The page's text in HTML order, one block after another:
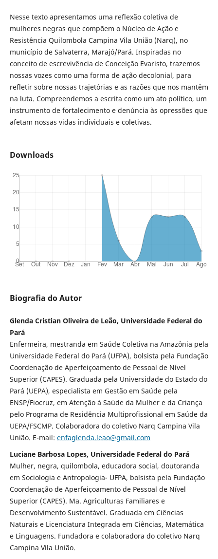
Nesse texto apresentamos uma reflexão coletiva de
mulheres negras que compõem o Núcleo de Ação e
Resistência Quilombola Campina Vila União (Narq), no
município de Salvaterra, Marajó/Pará. Inspiradas no
conceito de escrevivência de Conceição Evaristo, trazemos
nossas vozes como uma forma de ação decolonial, para
refletir sobre nossas trajetórias e as razões que nos mantêm
na luta. Compreendemos a escrita como um ato político, um
instrumento de fortalecimento e denúncia às opressões que
afetam nossas vidas individuais e coletivas.
Downloads
Biografia do Autor
Glenda Cristian Oliveira de Leão, Universidade Federal do
Pará
Enfermeira, mestranda em Saúde Coletiva na Amazônia pela
Universidade Federal do Pará (UFPA), bolsista pela Fundação
Coordenação de Aperfeiçoamento de Pessoal de Nível
Superior (CAPES). Graduada pela Universidade do Estado do
Pará (UEPA), especialista em Gestão em Saúde pela
ENSP/Fiocruz, em Atenção à Saúde da Mulher e da Criança
pelo Programa de Residência Multiprofissional em Saúde da
UEPA/FSCMP. Colaboradora do coletivo Narq Campina Vila
União. E-mail: enfaglenda.leao@gmail.com
Luciane Barbosa Lopes, Universidade Federal do Pará
Mulher, negra, quilombola, educadora social, doutoranda
em Sociologia e Antropologia- UFPA, bolsista pela Fundação
Coordenação de Aperfeiçoamento de Pessoal de Nível
Superior (CAPES). Ma. Agriculturas Familiares e
Desenvolvimento Sustentável. Graduada em Ciências
Naturais e Licenciatura Integrada em Ciências, Matemática
e Linguagens. Fundadora e colaboradora do coletivo Narq
Campina Vila União.